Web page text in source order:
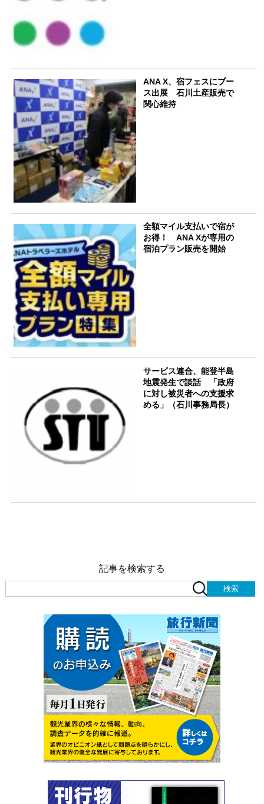
ANA X、宿フェスにブー
ス出展 石川土産販売で
関心維持
全額マイル支払いで宿が
お得！ ANA Xが専用の
宿泊プラン販売を開始
サービス連合、能登半島
地震発生で談話 「政府
に対し被災者への支援求
める」（石川事務局長）
記事を検索する